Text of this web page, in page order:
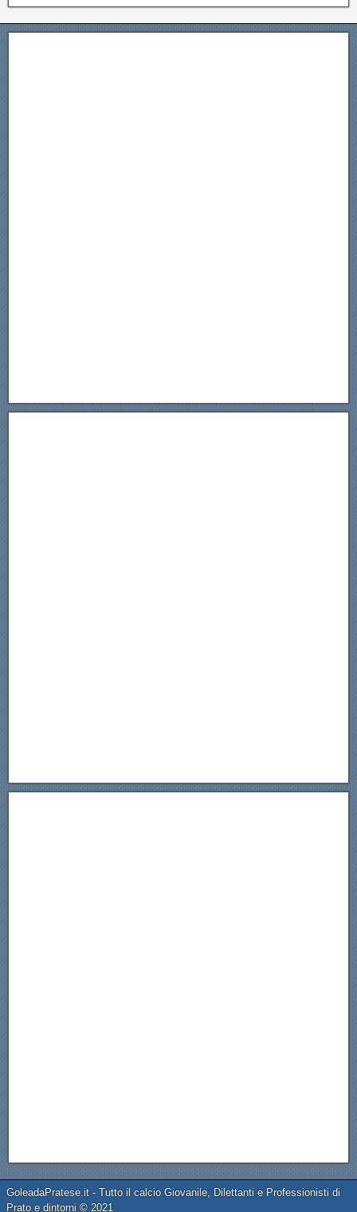
GoleadaPratese.it - Tutto il calcio Giovanile, Dilettanti e Professionisti di
Prato e dintorni © 2021